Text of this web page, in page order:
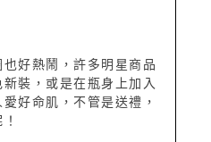
好熱鬧，許多明星商品
裝，或是在瓶身上加入
好命肌，不管是送禮，